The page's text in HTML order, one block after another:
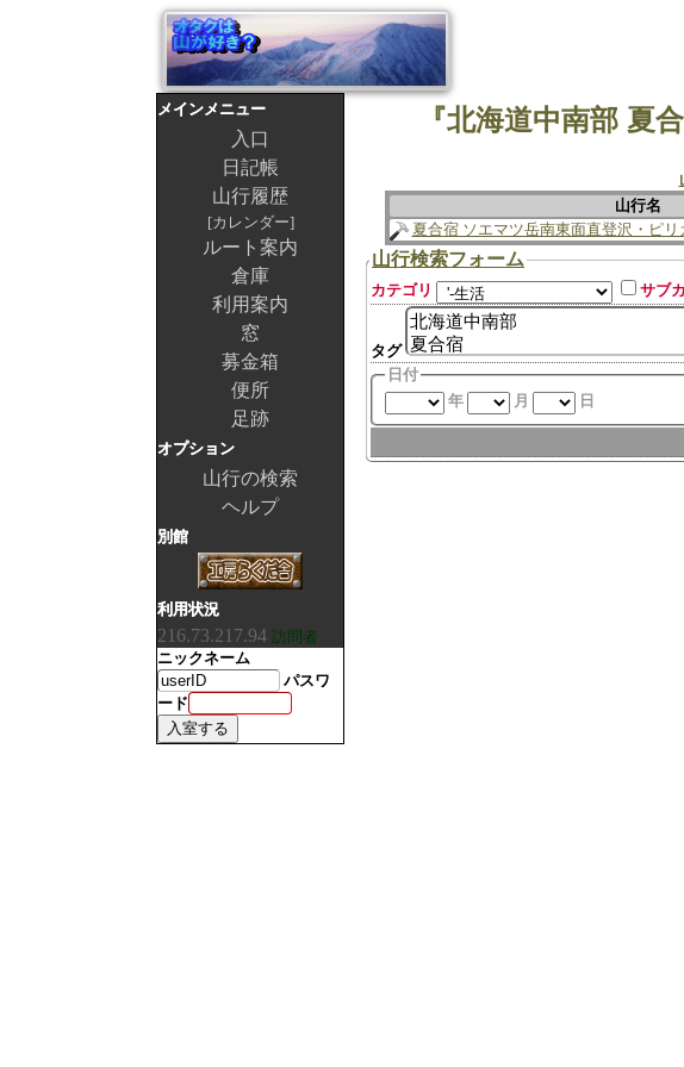
『北海道中南部 夏
山行名
夏合宿 ソエマツ岳南東面直登沢・ピ
山行検索フォーム
カテゴリ サブ
タグ
日付
年
月 日
メインメニュー
入口
日記帳
山行履歴
カレンダー
ルート案内
倉庫
利用案内
窓
募金箱
便所
足跡
オプション
山行の検索
ヘルプ
別館
利用状況
216.73.217.94 訪問者
ニックネーム
パスワ
ード